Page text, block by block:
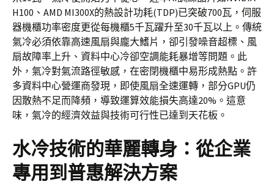
H100、AMD MI300X的熱設計功耗(TDP)已突破700瓦，伺服
器機櫃功率密度更從每機櫃5千瓦躍升至30千瓦以上。傳統
氣冷必須依靠高速風扇與龐大鰭片，卻引發噪音超標、風
扇故障率上升、資料中心冷卻空調能耗暴增等問題。此
外，氣冷對氣流路徑敏感，在密閉機櫃中易形成熱點。許
多資料中心營運商發現，即使風扇全速運轉，部分GPU仍
因散熱不足而降頻，導致運算效能損失高達20%。這意
味，氣冷的經濟效益與技術可行性已達到天花板。
水冷技術的華麗轉身：從企業
專用到普惠解決方案